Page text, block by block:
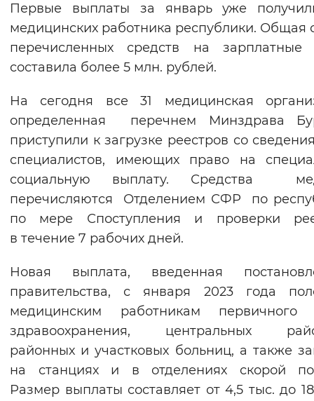
Цвет сайта
Синий фон
Изображения
Включены Выключены
Звуковой ассистент
Воспроизвести Остановить
Первые выплаты за январь уже
медицинских работника республики. Общая
перечисленных средств на зарплатные
составила более 5 млн. рублей.
На сегодня все 31 медицинская
определенная перечнем Минздрава
приступили к загрузке реестров со
специалистов, имеющих право на
социальную выплату. Средства
перечисляются Отделением СФР по
по мере Споступления и проверки
в течение 7 рабочих дней.
Новая выплата, введенная
правительства, с января 2023 года
медицинским работникам первичного
здравоохранения, центральных
районных и участковых больниц, а также
на станциях и в отделениях скорой
Размер выплаты составляет от 4,5 тыс. до